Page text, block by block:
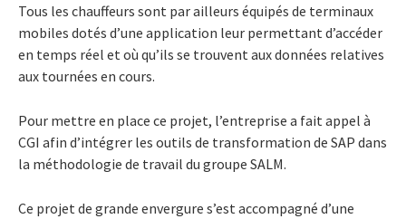
Tous les chauffeurs sont par ailleurs équipés de terminaux
mobiles dotés d’une application leur permettant d’accéder
en temps réel et où qu’ils se trouvent aux données relatives
aux tournées en cours.
Pour mettre en place ce projet, l’entreprise a fait appel à
CGI afin d’intégrer les outils de transformation de SAP dans
la méthodologie de travail du groupe SALM.
Ce projet de grande envergure s’est accompagné d’une